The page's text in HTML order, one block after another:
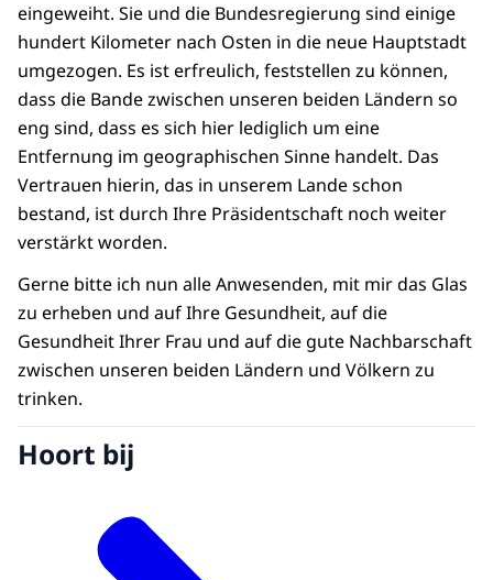
eingeweiht. Sie und die Bundesregierung sind einige
hundert Kilometer nach Osten in die neue Hauptstadt
umgezogen. Es ist erfreulich, feststellen zu können,
dass die Bande zwischen unseren beiden Ländern so
eng sind, dass es sich hier lediglich um eine
Entfernung im geographischen Sinne handelt. Das
Vertrauen hierin, das in unserem Lande schon
bestand, ist durch Ihre Präsidentschaft noch weiter
verstärkt worden.
Gerne bitte ich nun alle Anwesenden, mit mir das Glas
zu erheben und auf Ihre Gesundheit, auf die
Gesundheit Ihrer Frau und auf die gute Nachbarschaft
zwischen unseren beiden Ländern und Völkern zu
trinken.
Hoort bij